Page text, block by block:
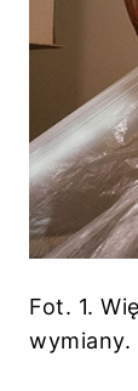
Fot. 1.
wymiany.